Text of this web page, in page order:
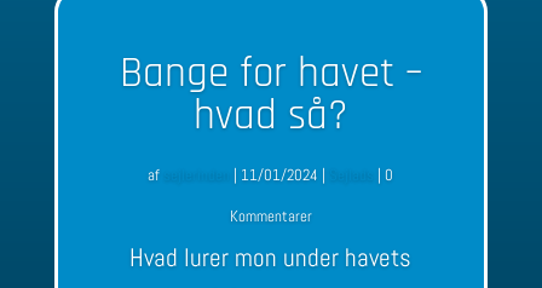
Bange for havet –
hvad så?
af | 11/01/2024 |
| 0
Kommentarer
Hvad lurer mon under havets